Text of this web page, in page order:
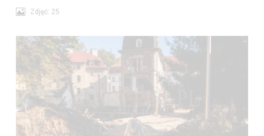
Zdjęć: 25